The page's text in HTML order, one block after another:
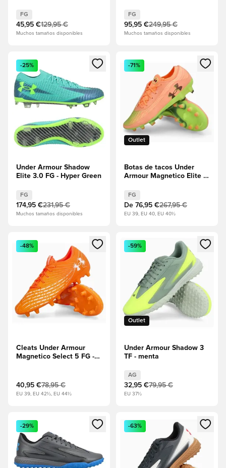
FG
45,95 €129,95 €
Muchos tamaños disponibles
FG
95,95 €249,95 €
Muchos tamaños disponibles
Abre un modal para iniciar sesión o registrarse como
-25%
Under Armour Shadow
Elite 3.0 FG - Hyper Green
FG
174,95 €231,95 €
Muchos tamaños disponibles
Abre un modal para iniciar
Outlet
-71%
Botas de tacos Under
Armour Magnetico Elite 4
FG
De 76,95 €267,95 €
EU 39, EU 40, EU 40½
Abre un modal para iniciar sesión o registrarse como
-48%
Cleats Under Armour
Magnetico Select 5 FG -
40,95 €78,95 €
EU 39, EU 42½, EU 44½
Abre un modal para iniciar
Outlet
-59%
Under Armour Shadow 3
TF - menta
AG
32,95 €79,95 €
EU 37½
Abre un modal para iniciar sesión o registrarse como
-29%
Abre un modal para iniciar
-63%